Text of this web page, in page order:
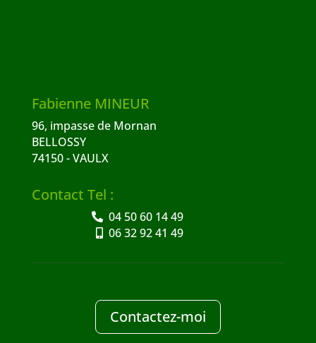
Fabienne MINEUR
96, impasse de Mornan
BELLOSSY
74150 - VAULX
Contact Tel :
04 50 60 14 49
06 32 92 41 49
Contactez-moi